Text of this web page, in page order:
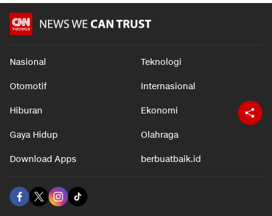
Nasional Teknologi
Otomotif Internasional
Hiburan Ekonomi
Gaya Hidup Olahraga
Download Apps berbuatbaik.id